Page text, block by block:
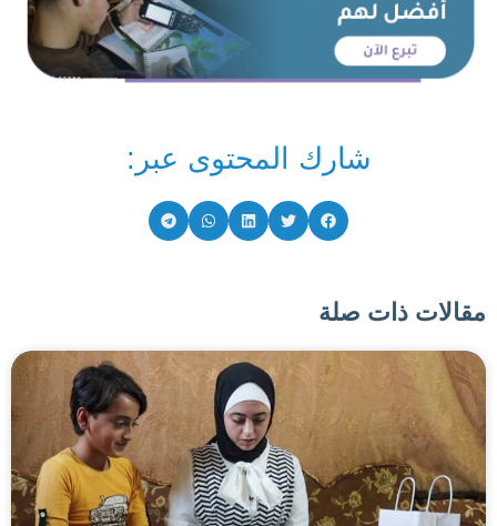
شارك المحتوى عبر:
مقالات ذات صلة